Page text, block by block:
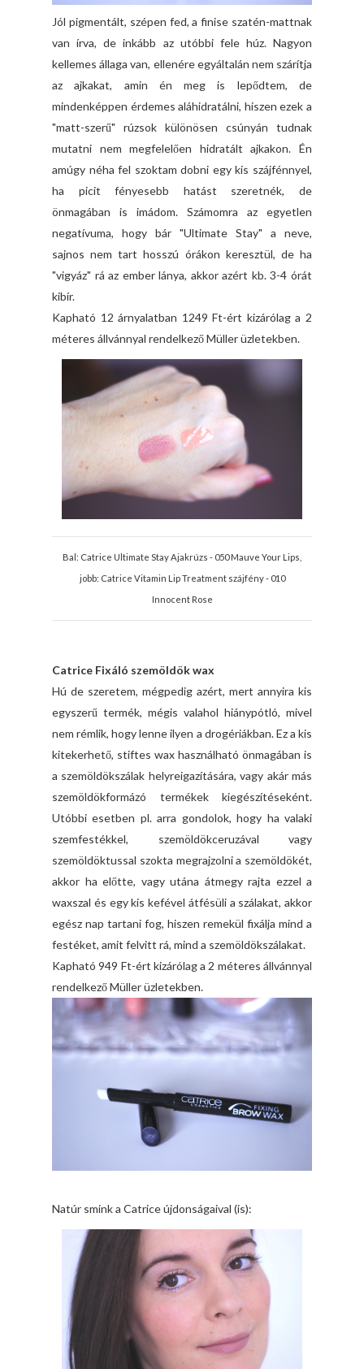
Jól pigmentált, szépen fed, a finise szatén-mattnak
van írva, de inkább az utóbbi fele húz. Nagyon
kellemes állaga van, ellenére egyáltalán nem szárítja
az ajkakat, amin én meg is lepődtem, de
mindenképpen érdemes aláhidratálni, hiszen ezek a
"matt-szerű" rúzsok különösen csúnyán tudnak
mutatni nem megfelelően hidratált ajkakon. Én
amúgy néha fel szoktam dobni egy kis szájfénnyel,
ha picit fényesebb hatást szeretnék, de
önmagában is imádom. Számomra az egyetlen
negatívuma, hogy bár "Ultimate Stay" a neve,
sajnos nem tart hosszú órákon keresztül, de ha
"vigyáz" rá az ember lánya, akkor azért kb. 3-4 órát
kibír.
Kapható 12 árnyalatban 1249 Ft-ért kizárólag a 2
méteres állvánnyal rendelkező Müller üzletekben.
Bal: Catrice Ultimate Stay Ajakrúzs - 050 Mauve Your Lips,
jobb: Catrice Vitamin Lip Treatment szájfény - 010
Innocent Rose
Catrice Fixáló szemöldök wax
Hú de szeretem, mégpedig azért, mert annyira kis
egyszerű termék, mégis valahol hiánypótló, mivel
nem rémlik, hogy lenne ilyen a drogériákban. Ez a kis
kitekerhető, stiftes wax használható önmagában is
a szemöldökszálak helyreigazítására, vagy akár más
szemöldökformázó termékek kiegészítéseként.
Utóbbi esetben pl. arra gondolok, hogy ha valaki
szemfestékkel, szemöldökceruzával vagy
szemöldöktussal szokta megrajzolni a szemöldökét,
akkor ha előtte, vagy utána átmegy rajta ezzel a
waxszal és egy kis kefével átfésüli a szálakat, akkor
egész nap tartani fog, hiszen remekül fixálja mind a
festéket, amit felvitt rá, mind a szemöldökszálakat.
Kapható 949 Ft-ért kizárólag a 2 méteres állvánnyal
rendelkező Müller üzletekben.
Natúr smink a Catrice újdonságaival (is):